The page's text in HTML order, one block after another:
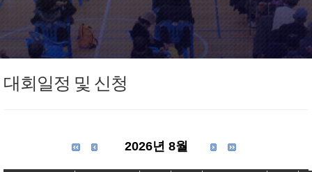
대회일정 및 신청
2026년 8월